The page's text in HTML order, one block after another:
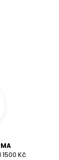
1500 Kč